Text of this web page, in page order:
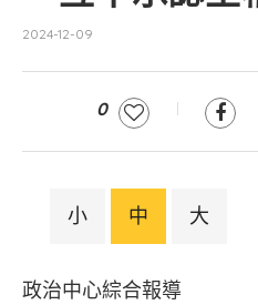
2024-12-09
0
小 中 大
政治中心綜合報導